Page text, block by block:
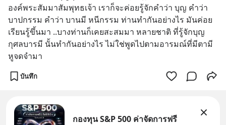
องค์พระสัมมาสัมพุทธเจ้า เราก็จะค่อยรู้จักคำว่า บุญ คำว่า
บาปกรรม คำว่า บานมี หนีกรรม ท่านทำกันอย่างไร มันค่อย
เรียนรู้ขึ้นมา ..บางท่านก็เคยสะสมมา หลายชาติ ที่รู้จักบุญ
กุศลบารมี นั้นทำกันอย่างไร ไม่ใช่พูดไปตามอารมณ์ที่มีตามี
หูจดจำมา
บันทึก
กองทุน S&P 500 ค่าจัดการฟรี